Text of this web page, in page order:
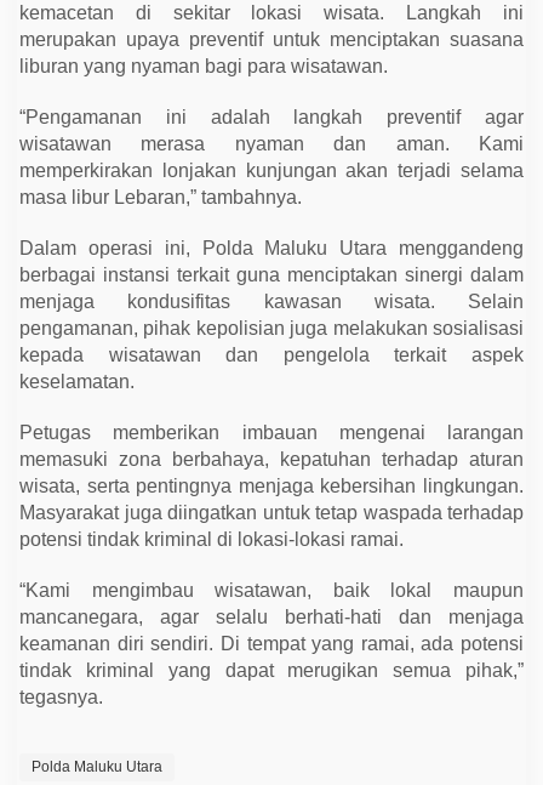
kemacetan di sekitar lokasi wisata. Langkah ini
merupakan upaya preventif untuk menciptakan suasana
liburan yang nyaman bagi para wisatawan.
“Pengamanan ini adalah langkah preventif agar
wisatawan merasa nyaman dan aman. Kami
memperkirakan lonjakan kunjungan akan terjadi selama
masa libur Lebaran,” tambahnya.
Dalam operasi ini, Polda Maluku Utara menggandeng
berbagai instansi terkait guna menciptakan sinergi dalam
menjaga kondusifitas kawasan wisata. Selain
pengamanan, pihak kepolisian juga melakukan sosialisasi
kepada wisatawan dan pengelola terkait aspek
keselamatan.
Petugas memberikan imbauan mengenai larangan
memasuki zona berbahaya, kepatuhan terhadap aturan
wisata, serta pentingnya menjaga kebersihan lingkungan.
Masyarakat juga diingatkan untuk tetap waspada terhadap
potensi tindak kriminal di lokasi-lokasi ramai.
“Kami mengimbau wisatawan, baik lokal maupun
mancanegara, agar selalu berhati-hati dan menjaga
keamanan diri sendiri. Di tempat yang ramai, ada potensi
tindak kriminal yang dapat merugikan semua pihak,”
tegasnya.
Polda Maluku Utara